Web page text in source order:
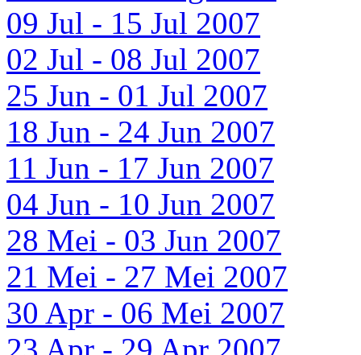
09 Jul - 15 Jul 2007
02 Jul - 08 Jul 2007
25 Jun - 01 Jul 2007
18 Jun - 24 Jun 2007
11 Jun - 17 Jun 2007
04 Jun - 10 Jun 2007
28 Mei - 03 Jun 2007
21 Mei - 27 Mei 2007
30 Apr - 06 Mei 2007